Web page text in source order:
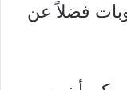
فضلاً عن